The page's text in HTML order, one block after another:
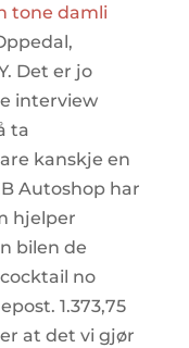
tone damli
Det er jo
interview
ta
kanskje en
Autoshop har
hjelper
bilen de
no
1.373,75
at det vi gjør